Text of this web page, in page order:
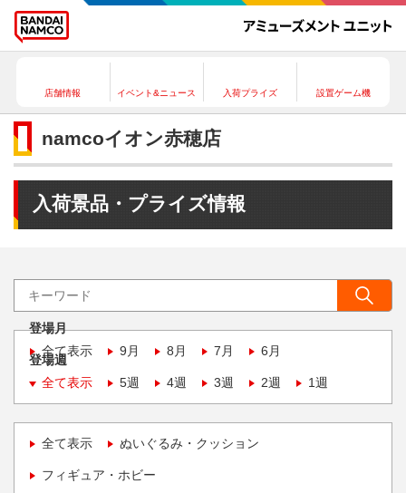
店舗情報 イベント&ニュース 入荷プライズ 設置ゲーム機
namcoイオン赤穂店
入荷景品・プライズ情報
登場月
全て表示
9月 8月 7月 6月
登場週
全て表示
5週 4週 3週 2週 1週
全て表示 ぬいぐるみ・クッション
フィギュア・ホビー